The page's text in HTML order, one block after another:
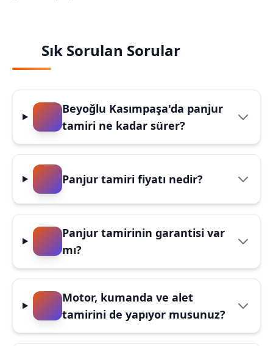
Sık Sorulan Sorular
Beyoğlu Kasımpaşa'da panjur
tamiri ne kadar sürer?
Panjur tamiri fiyatı nedir?
Panjur tamirinin garantisi var
mı?
Motor, kumanda ve alet
tamirini de yapıyor musunuz?